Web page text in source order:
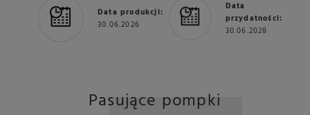
Data produkcji:
30.06.2026
Data
przydatności:
30.06.2028
Pasujące pompki